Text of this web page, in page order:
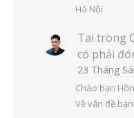
Hà Nội
Tai trong
có phải
23 Tháng
Chào bạn
Về vấn đề